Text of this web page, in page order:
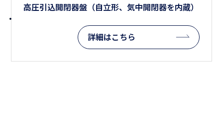
高圧引込開閉器盤（自立形、気中開閉器を内蔵）
詳細はこちら